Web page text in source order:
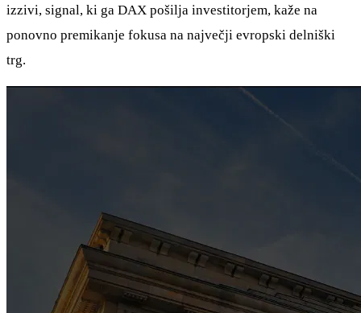
izzivi, signal, ki ga DAX pošilja investitorjem, kaže na
ponovno premikanje fokusa na največji evropski delniški
trg.